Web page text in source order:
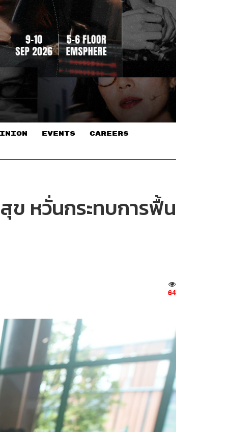
EVENTS CAREERS
ข หวั่นกระทบการฟื้น
64